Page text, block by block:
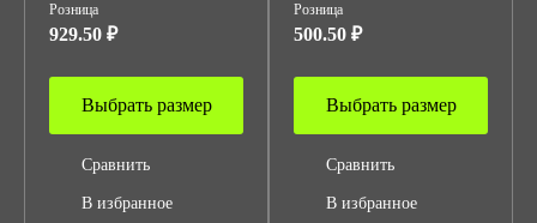
Розница
929.50 ₽
Выбрать размер
Сравнить
В избранное
Розница
500.50 ₽
Выбрать размер
Сравнить
В избранное